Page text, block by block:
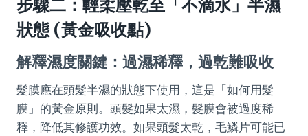
步驟二：輕柔壓乾至「不滴水」半濕
狀態 (黃金吸收點)
解釋濕度關鍵：過濕稀釋，過乾難吸收
髮膜應在頭髮半濕的狀態下使用，這是「如何用髮
膜」的黃金原則。頭髮如果太濕，髮膜會被過度稀
釋，降低其修護功效。如果頭髮太乾，毛鱗片可能已